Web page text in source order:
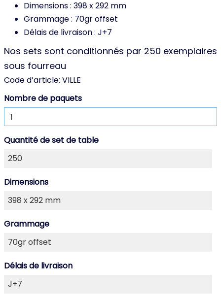
Dimensions : 398 x 292 mm
Grammage : 70gr offset
Délais de livraison : J+7
Nos sets sont conditionnés par 250 exemplaires
sous fourreau
Code d’article: VILLE
Nombre de paquets
Quantité de set de table
Dimensions
Grammage
Délais de livraison